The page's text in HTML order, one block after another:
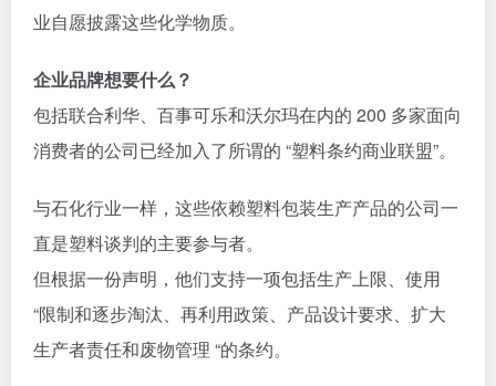
业自愿披露这些化学物质。
企业品牌想要什么？
包括联合利华、百事可乐和沃尔玛在内的 200 多家面向
消费者的公司已经加入了所谓的 “塑料条约商业联盟”。
与石化行业一样，这些依赖塑料包装生产产品的公司一
直是塑料谈判的主要参与者。
但根据一份声明，他们支持一项包括生产上限、使用
“限制和逐步淘汰、再利用政策、产品设计要求、扩大
生产者责任和废物管理 “的条约。